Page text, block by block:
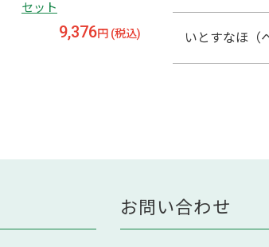
セット
9,376円 (税込) いとすなほ（
お問い合わせ